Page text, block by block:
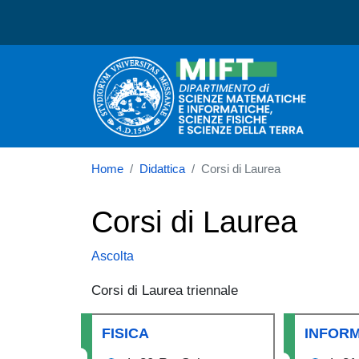
Dipartimento di Scienze
Home Didattica Corsi di Laurea
Corsi di Laurea
Ascolta
Corsi di Laurea triennale
FISICA